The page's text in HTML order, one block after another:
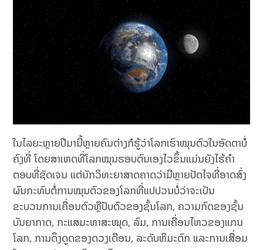
ໃນໄລຍະຫຼາຍປີມານີ້ຫຼາຍຄົນຕ່າງກໍຮູ້ວ່າໂລກເຮົາໝຸນຕົວໃນອັດຕາບໍ່
ຄົງທີ່ ໂດຍສາເຫດທີ່ໂລກໝຸນຮອບຕົນເອງໄວຂຶ້ນແມ່ນຍັງໄຮ້ຄໍາ
ຕອບທີ່ຊັດເຈນ ແຕ່ນັກວິທະຍາສາດຄາດວ່າມີຫຼາຍປັດໄຈທີ່ອາດສົ່ງ
ຜົນກະທົບຕໍ່ການໝຸນຕົວຂອງໂລກທີ່ແປປວນບໍ່ວ່າຈະເປັນ
ຂະບວນການເຄື່ອນຕົວຫຼືປັບຕົວຂອງຊັ້ນໂລກ, ຄວາມກົດຂອງຊັ້ນ
ບັນຍາກາດ, ກະແສມະຫາສະໝຸດ, ລົມ, ການເຄື່ອນໄຫວຂອງແກນ
ໂລກ, ການດຶງດູດຂອງດວງເດືອນ, ລະດັບຫິມະຕົກ ແລະການເສື່ອມ